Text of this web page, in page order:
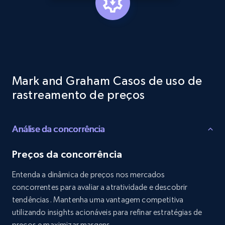
Etsy - Collects data from shop's URL
URL, Product id, Listing inventory id, Title, Rating,
price, and more.
1.9K+ 323+
Amazon products search
Asin, URL, Name, Sponsored, Initial price, Final
Mark and Graham Casos de uso de
rastreamento de preços
Análise da concorrência
Preços da concorrência
Entenda a dinâmica de preços nos mercados
concorrentes para avaliar a atratividade e descobrir
tendências. Mantenha uma vantagem competitiva
utilizando insights acionáveis para refinar estratégias de